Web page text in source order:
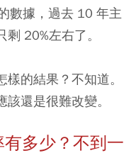
數據，過去 10 年主
剩 20%左右了。
的結果？不知道。
還是很難改變。
多少？不到一